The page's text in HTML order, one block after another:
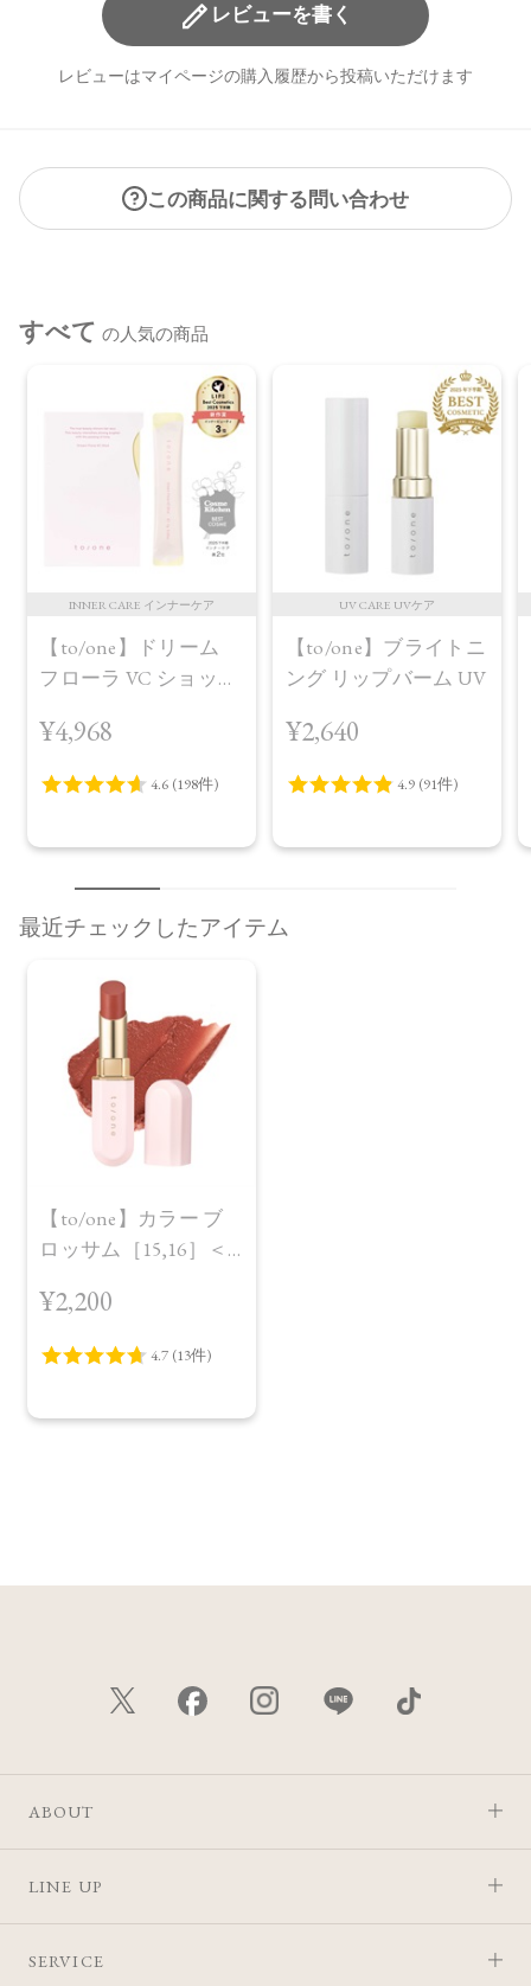
レビューを書く
レビューはマイページの購入履歴から投稿いただけます
この商品に関する問い合わせ
すべて の人気の商品
INNER CARE インナーケア
【to/one】ドリーム
フローラ VC ショット
¥4,968
UV CARE UVケア
【to/one】ブライトニ
ング リップバーム UV
¥2,640
最近チェックしたアイテム
【to/one】カラー ブ
ロッサム［15,16］＜
¥2,200
ABOUT
LINE UP
SERVICE